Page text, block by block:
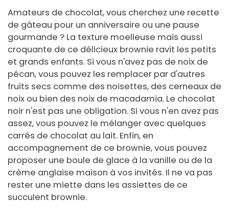
Amateurs de chocolat, vous cherchez une recette
de gâteau pour un anniversaire ou une pause
gourmande ? La texture moelleuse mais aussi
croquante de ce délicieux brownie ravit les petits
et grands enfants. Si vous n'avez pas de noix de
pécan, vous pouvez les remplacer par d'autres
fruits secs comme des noisettes, des cerneaux de
noix ou bien des noix de macadamia. Le chocolat
noir n'est pas une obligation. Si vous n'en avez pas
assez, vous pouvez le mélanger avec quelques
carrés de chocolat au lait. Enfin, en
accompagnement de ce brownie, vous pouvez
proposer une boule de glace à la vanille ou de la
crème anglaise maison à vos invités. Il ne va pas
rester une miette dans les assiettes de ce
succulent brownie.